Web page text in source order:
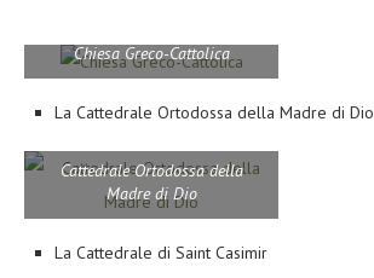
Chiesa Greco-Cattolica
La Cattedrale Ortodossa della Madre di Dio
Cattedrale Ortodossa della
Madre di Dio
La Cattedrale di Saint Casimir